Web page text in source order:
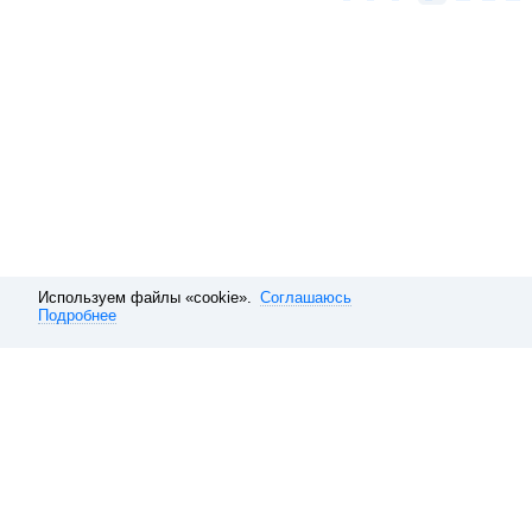
Используем файлы «cookie». Соглашаюсь
Подробнее